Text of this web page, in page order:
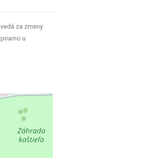
za zmeny
u